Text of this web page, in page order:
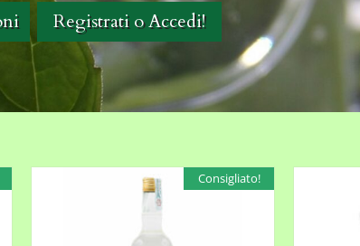
Registrati o Accedi!
Consigliato!